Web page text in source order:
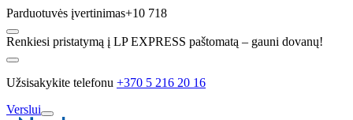
Parduotuvės įvertinimas+10 718
Renkiesi pristatymą į LP EXPRESS paštomatą – gauni dovanų!
Užsisakykite telefonu +370 5 216 20 16
Verslui